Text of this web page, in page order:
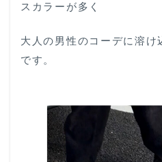
スカラーが多く
大人の男性のコーデに溶け
です。